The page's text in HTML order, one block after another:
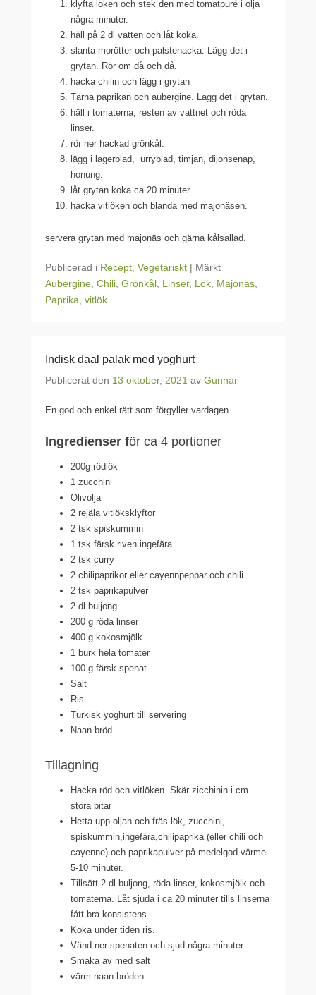
klyfta löken och stek den med tomatpuré i olja
några minuter.
häll på 2 dl vatten och låt koka.
slanta morötter och palstenacka. Lägg det i
grytan. Rör om då och då.
hacka chilin och lägg i grytan
Tärna paprikan och aubergine. Lägg det i grytan.
häll i tomaterna, resten av vattnet och röda
linser.
rör ner hackad grönkål.
lägg i lagerblad, urryblad, timjan, dijonsenap,
honung.
låt grytan koka ca 20 minuter.
hacka vitlöken och blanda med majonäsen.
servera grytan med majonäs och gärna kålsallad.
Publicerad i Recept Vegetariskt | Märkt
Aubergine Chili Grönkål Linser, Lök Majonäs
Paprika vitlök
Indisk daal palak med yoghurt
Publicerat den 13 oktober, 2021 av Gunnar
En god och enkel rätt som förgyller vardagen
Ingredienser för ca 4 portioner
200g rödlök
1 zucchini
Olivolja
2 rejäla vitlöksklyftor
2 tsk spiskummin
1 tsk färsk riven ingefära
2 tsk curry
2 chilipaprikor eller cayennpeppar och chili
2 tsk paprikapulver
2 dl buljong
200 g röda linser
400 g kokosmjölk
1 burk hela tomater
100 g färsk spenat
Salt
Ris
Turkisk yoghurt till servering
Naan bröd
Tillagning
Hacka röd och vitlöken. Skär zicchinin i cm
stora bitar
Hetta upp oljan och fräs lök, zucchini,
spiskummin,ingefära,chilipaprika (eller chili och
cayenne) och paprikapulver på medelgod värme
5-10 minuter.
Tillsätt 2 dl buljong, röda linser, kokosmjölk och
tomaterna. Låt sjuda i ca 20 minuter tills linserna
fått bra konsistens.
Koka under tiden ris.
Vänd ner spenaten och sjud några minuter
Smaka av med salt
värm naan bröden.